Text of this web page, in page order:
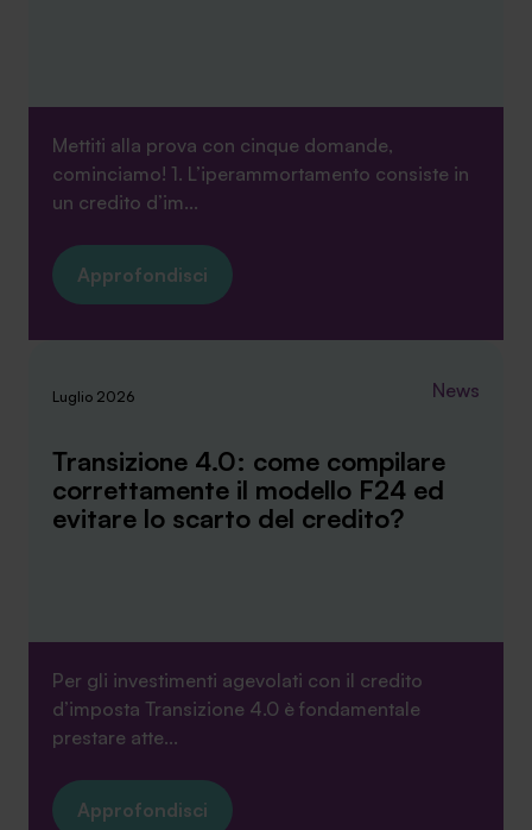
Mettiti alla prova con cinque domande,
cominciamo! 1. L’iperammortamento consiste in
un credito d’im...
Approfondisci
Luglio 2026 News
Transizione 4.0: come compilare
correttamente il modello F24 ed
evitare lo scarto del credito?
Per gli investimenti agevolati con il credito
d’imposta Transizione 4.0 è fondamentale
prestare atte...
Approfondisci